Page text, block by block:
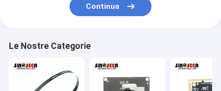
Modulo globale della macchina fotografica dell'otturatore
Modulo doppio della macchina fotografica della lente
Continua
Le Nostre Categorie